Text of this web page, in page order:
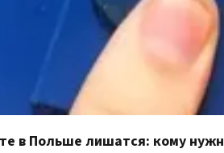
в Польше лишатся: кому